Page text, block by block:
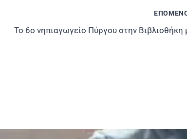
Το 6ο νηπιαγωγείο Πύργου στην Βιβλιοθήκη